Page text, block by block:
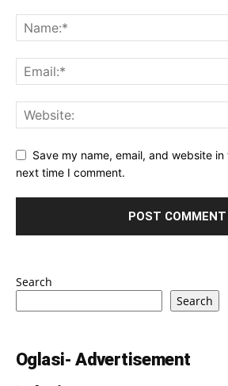
Save my name, email, and website
next time I comment.
Search
Search
Oglasi- Advertisement